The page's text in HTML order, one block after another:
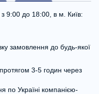
з 9:00 до 18:00, в м. Київ:
замовлення до будь-якої
3-5 годин через
по Україні компанією-